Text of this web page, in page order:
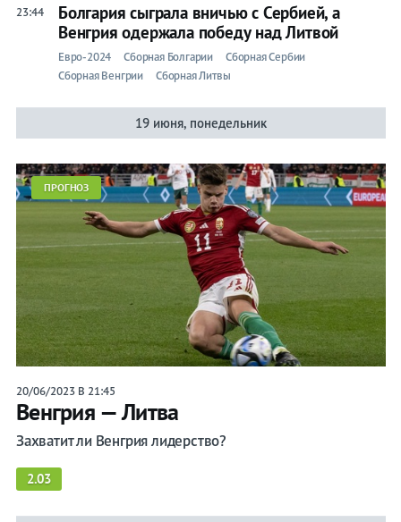
23:44
Болгария сыграла вничью с Сербией, а
Венгрия одержала победу над Литвой
Евро-2024 Сборная Болгарии
Сборная Сербии
Сборная Венгрии
Сборная Литвы
19 июня, понедельник
ПРОГНОЗ
20/06/2023 В 21:45
Венгрия — Литва
Захватит ли Венгрия лидерство?
2.03
Прочие
Игры